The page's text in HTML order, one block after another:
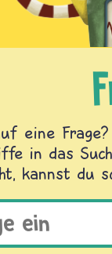
eine
in das
kannst du